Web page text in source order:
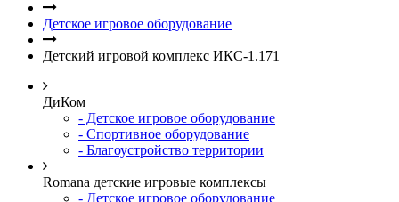
Детское игровое оборудование
Детский игровой комплекс ИКС-1.171
ДиКом
- Детское игровое оборудование
- Спортивное оборудование
- Благоустройство территории
Romana детские игровые комплексы
- Детское игровое оборудование